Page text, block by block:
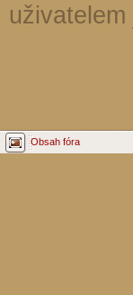
uživatelem
Obsah fóra